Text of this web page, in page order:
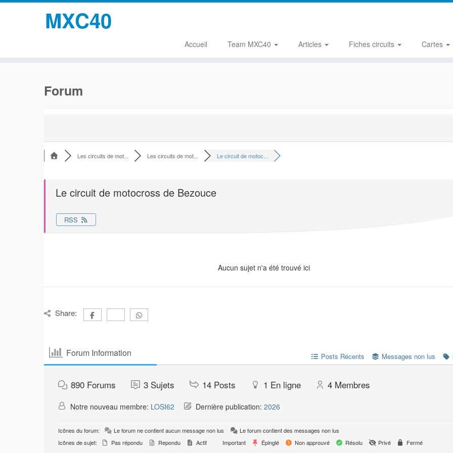
MXC40
Accueil Team MXC40 Articles Fiches circuits Cartes
Forum
Les circuits de mot... Les circuits de mot... Le circuit de motoc...
Le circuit de motocross de Bezouce
RSS
Aucun sujet n'a été trouvé ici
Share:
Forum Information Posts Récents Messages non lus
890 Forums 3 Sujets 14 Posts 1 En ligne 4 Membres
Notre nouveau membre: LOSI62 Dernière publication: 2026
Icônes du forum: Le forum ne contient aucun message non lus
Le forum contient des messages non lus
Icônes de sujet:
Pas répondu Repondu Actif Important Épinglé Non approuvé Résolu Privé Fermé